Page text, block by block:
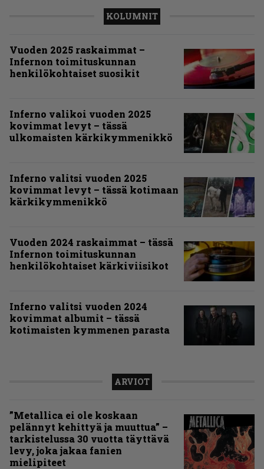
KOLUMNIT
Vuoden 2025 raskaimmat –
Infernon toimituskunnan
henkilökohtaiset suosikit
Inferno valikoi vuoden 2025
kovimmat levyt – tässä
ulkomaisten kärkikymmenikkö
Inferno valitsi vuoden 2025
kovimmat levyt – tässä kotimaan
kärkikymmenikkö
Vuoden 2024 raskaimmat – tässä
Infernon toimituskunnan
henkilökohtaiset kärkiviisikot
Inferno valitsi vuoden 2024
kovimmat albumit – tässä
kotimaisten kymmenen parasta
ARVIOT
”Metallica ei ole koskaan
pelännyt kehittyä ja muuttua” –
tarkistelussa 30 vuotta täyttävä
levy, joka jakaa fanien
mielipiteet